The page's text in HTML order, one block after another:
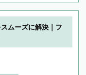
ムーズに解決｜フ